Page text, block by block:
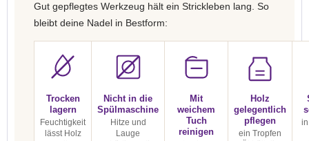
Gut gepflegtes Werkzeug hält ein Strickleben lang. So
bleibt deine Nadel in Bestform:
Trocken
lagern
Feuchtigkeit
lässt Holz
Nicht in die
Spülmaschine
Hitze und
Lauge
Mit
weichem
Tuch
reinigen
Holz
gelegentlich
pflegen
ein Tropfen